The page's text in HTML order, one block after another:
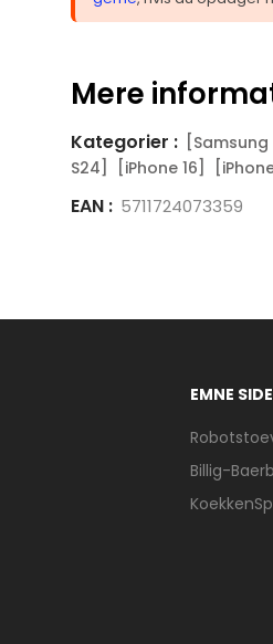
Mere
Kategorier :
S24]
[iPhone 16]
EAN : 5711724073359
EMNE
Billig-